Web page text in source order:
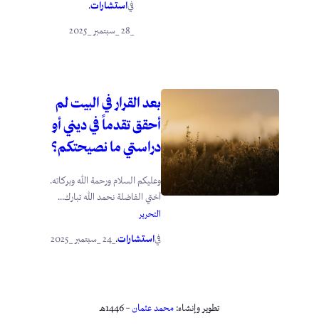
فياستشارات.
بعد القرار في البيت لم
أحقق تقدماً في ديني أو
دراستي ما نصيحتكم؟
وعليكم السلام ورحمة الله وبركاته.
أختي الفاضلة نحمد الله تبارك...
التحرير
فياستشارات.
تطوير وإنشاء: محمد عثمان – 1446هـ